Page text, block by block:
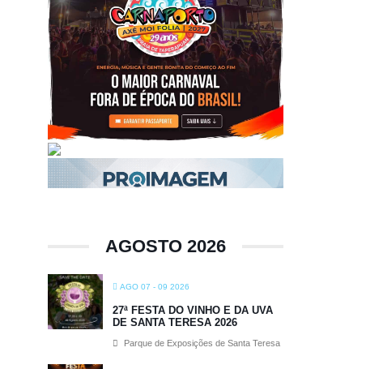
AGOSTO 2026
AGO 07 - 09 2026
27ª FESTA DO VINHO E DA UVA
DE SANTA TERESA 2026
Parque de Exposições de Santa Teresa